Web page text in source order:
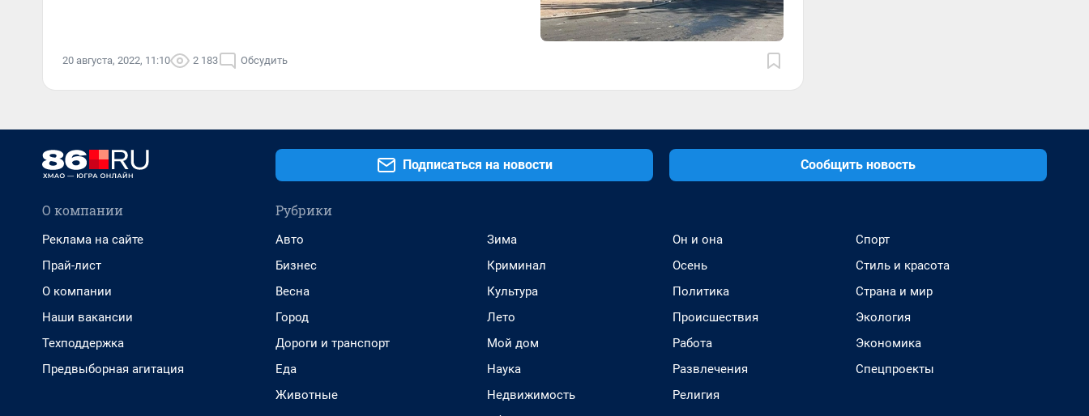
20 августа, 2022, 11:10 2 183 Обсудить
Подписаться на новости Сообщить новость
О компании
Реклама на сайте
Прай-лист
О компании
Наши вакансии
Техподдержка
Предвыборная агитация
Рубрики
Авто
Бизнес
Весна
Город
Дороги и транспорт
Еда
Животные
Зима
Криминал
Культура
Лето
Мой дом
Наука
Недвижимость
Он и она
Осень
Политика
Происшествия
Работа
Развлечения
Религия
Спорт
Стиль и красота
Страна и мир
Экология
Экономика
Спецпроекты